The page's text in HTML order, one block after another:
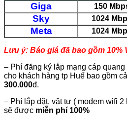
Giga 150
Sky 1024
Meta 1024
Lưu ý: Báo giá đã bao gồm 10%
– Phí đăng ký lắp mạng cáp
cho khách hàng tp Huế bao gồm
300.000đ.
– Phí lắp đặt, vật tư ( modem wifi 2
sẽ được miễn phí 100%